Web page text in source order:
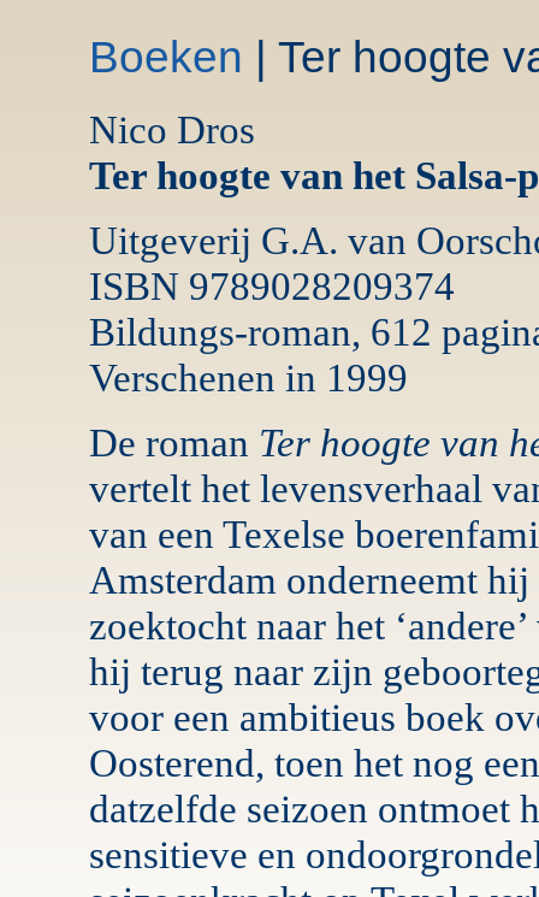
Boeken | Ter hoogte
Nico Dros
Ter hoogte van het Salsa-
Uitgeverij G.A. van
ISBN 9789028209374
Bildungs-roman, 612
Verschenen in 1999
De roman Ter hoogte van
vertelt het levensverhaal
van een Texelse
Amsterdam onderneemt
zoektocht naar het
hij terug naar zijn
voor een ambitieus boek
Oosterend, toen het nog
datzelfde seizoen ontmoet
sensitieve en